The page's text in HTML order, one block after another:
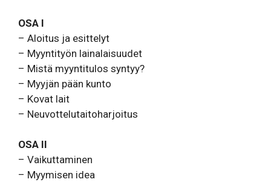
OSA I
– Aloitus ja esittelyt
– Myyntityön lainalaisuudet
– Mistä myyntitulos syntyy?
– Myyjän pään kunto
– Kovat lait
– Neuvottelutaitoharjoitus
OSA II
– Vaikuttaminen
– Myymisen idea